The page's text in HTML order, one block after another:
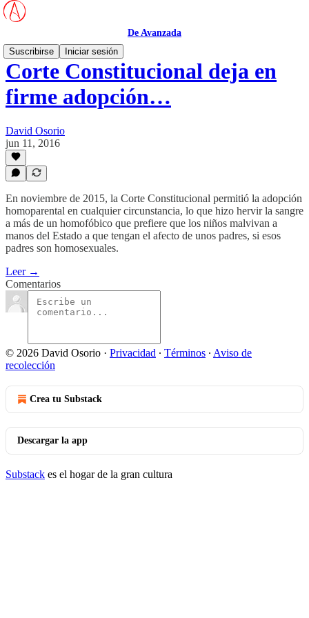
De Avanzada
Suscribirse
Iniciar sesión
Corte Constitucional deja en
firme adopción…
David Osorio
jun 11, 2016
En noviembre de 2015, la Corte Constitucional permitió la adopción
homoparental en cualquier circunstancia, lo que hizo hervir la sangre
a más de un homofóbico que prefiere que los niños malvivan a
manos del Estado a que tengan el afecto de unos padres, si esos
padres son homosexuales.
Leer →
Comentarios
© 2026 David Osorio · Privacidad ∙ Términos ∙ Aviso de
recolección
Crea tu Substack
Descargar la app
Substack es el hogar de la gran cultura